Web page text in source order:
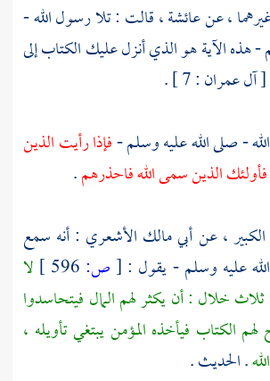
، عنعائشة، قالت : تلا رسول الله -
هذه الآية هو الذي أنزل عليك الكتاب إلى
[ آل عمران : 7 ] .
- صلى الله عليه وسلم -فإذا رأيت الذين
فأولئك الذين سمى الله فاحذرهم.
، عنأبي مالك الأشعري : أنه سمع
عليه وسلم - يقول : [ص:
لا
خلال : أن يكثر لهم المال فيتحاسدوا
لهم الكتاب فيأخذه المؤمن يبتغي تأويله ،
. الحديث .